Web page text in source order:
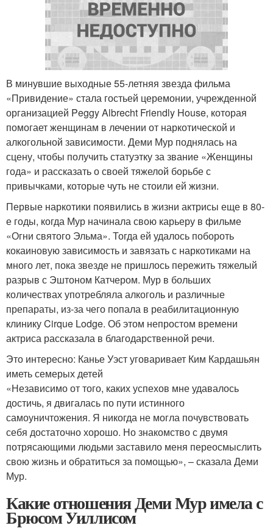
В минувшие выходные 55-летняя звезда фильма
«Привидение» стала гостьей церемонии, учрежденной
организацией Peggy Albrecht Friendly House, которая
помогает женщинам в лечении от наркотической и
алкогольной зависимости. Деми Мур поднялась на
сцену, чтобы получить статуэтку за звание «Женщины
года» и рассказать о своей тяжелой борьбе с
привычками, которые чуть не стоили ей жизни.
Первые наркотики появились в жизни актрисы еще в 80-
е годы, когда Мур начинала свою карьеру в фильме
«Огни святого Эльма». Тогда ей удалось побороть
кокаиновую зависимость и завязать с наркотиками на
много лет, пока звезде не пришлось пережить тяжелый
разрыв с Эштоном Катчером. Мур в больших
количествах употребляла алкоголь и различные
препараты, из-за чего попала в реабилитационную
клинику Cirque Lodge. Об этом непростом времени
актриса рассказала в благодарственной речи.
Это интересно: Канье Уэст уговаривает Ким Кардашьян
иметь семерых детей
«Независимо от того, каких успехов мне удавалось
достичь, я двигалась по пути истинного
самоуничтожения. Я никогда не могла почувствовать
себя достаточно хорошо. Но знакомство с двумя
потрясающими людьми заставило меня переосмыслить
свою жизнь и обратиться за помощью», – сказала Деми
Мур.
Какие отношения Деми Мур имела с
Брюсом Уиллисом